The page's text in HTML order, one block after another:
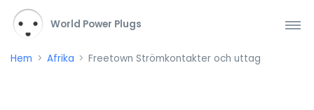
World Power Plugs
Hem Afrika Freetown Strömkontakter och uttag